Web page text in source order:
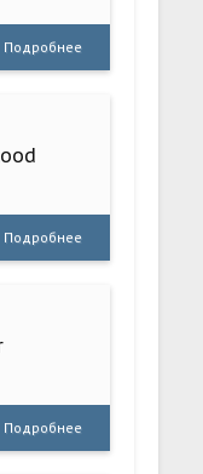
Подробнее
Подробнее
Подробнее